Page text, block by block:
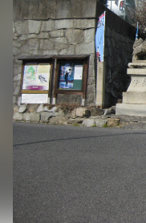
이트 라이프
계유산
치유
자연
비
게
미
야
OMOTENASHI 패스
관 및 배송 서비스
에히메(愛媛
시마네(島根